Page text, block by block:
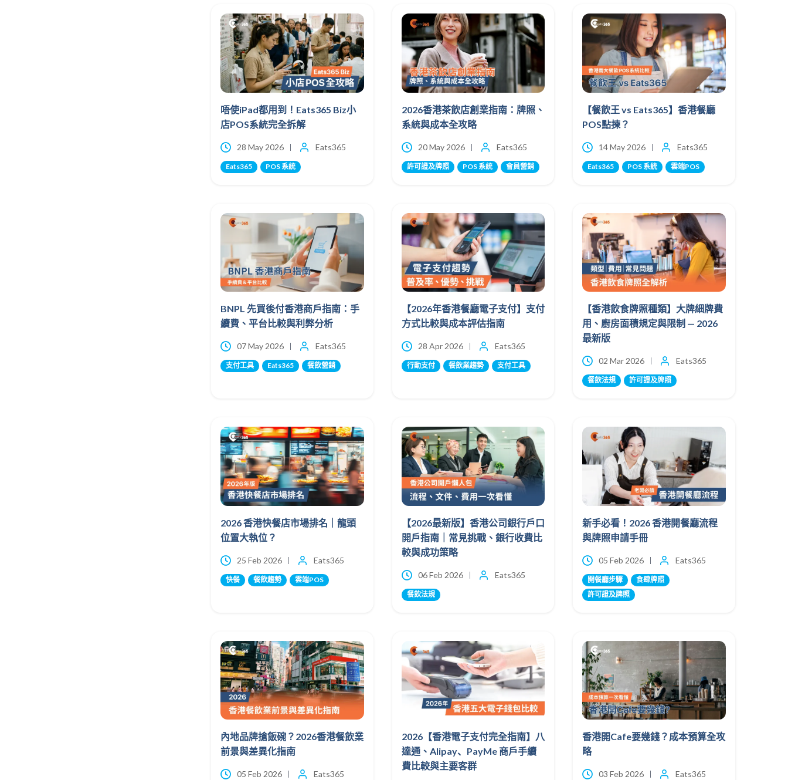
唔使iPad都用到！Eats365 Biz小
店POS系統完全拆解
28 May 2026 Eats365
Eats365 POS 系統
2026香港茶飲店創業指南：牌照、
系統與成本全攻略
20 May 2026 Eats365
許可證及牌照 POS 系統 會員營銷
【餐飲王 vs Eats365】香港餐廳
POS點揀？
14 May 2026 Eats365
Eats365 POS 系統 雲端POS
BNPL 先買後付香港商戶指南：手
續費、平台比較與利弊分析
07 May 2026 Eats365
支付工具 Eats365 餐飲營銷
【2026年香港餐廳電子支付】支付
方式比較與成本評估指南
28 Apr 2026 Eats365
行動支付 餐飲業趨勢 支付工具
【香港飲食牌照種類】大牌細牌費
用、廚房面積規定與限制 — 2026
最新版
02 Mar 2026 Eats365
餐飲法規 許可證及牌照
2026 香港快餐店市場排名｜龍頭
位置大執位？
25 Feb 2026 Eats365
快餐 餐飲趨勢 雲端POS
【2026最新版】香港公司銀行戶口
開戶指南｜常見挑戰、銀行收費比
較與成功策略
06 Feb 2026 Eats365
餐飲法規
新手必看！2026 香港開餐廳流程
與牌照申請手冊
05 Feb 2026 Eats365
開餐廳步驟
食肆牌照
許可證及牌照
內地品牌搶飯碗？2026香港餐飲業
前景與差異化指南
05 Feb 2026 Eats365
2026【香港電子支付完全指南】八
達通、Alipay、PayMe 商戶手續
費比較與主要客群
香港開Cafe要幾錢？成本預算全攻
略
03 Feb 2026 Eats365